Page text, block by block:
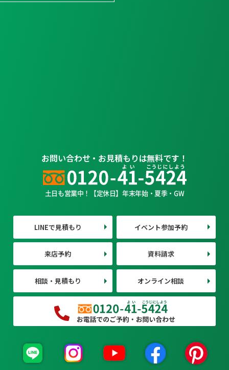
お問い合わせ・お見積もりは無料です！
土日も営業中！【定休日】年末年始・夏季・GW
LINEで見積もり イベント参加予約
来店予約 資料請求
相談・見積もり オンライン相談